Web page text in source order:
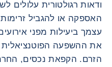
ודאות רגולטורית
האספקה ​​או להגביל זרימות
עצמך ביעילות מפני
את ההשפעה
הזרם. הקפאת נכסים,